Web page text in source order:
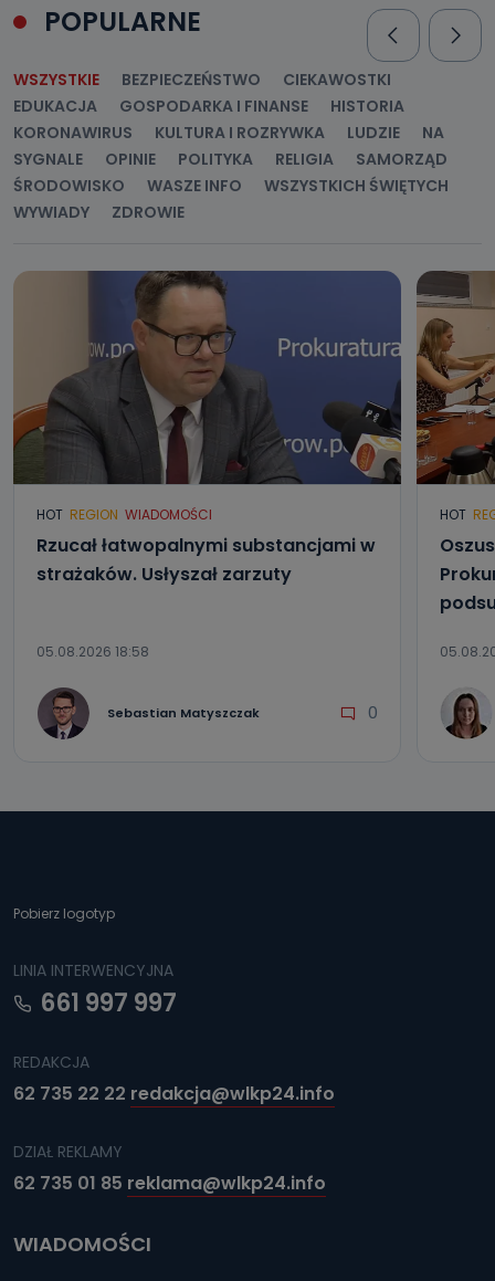
POPULARNE
WSZYSTKIE BEZPIECZEŃSTWO
CIEKAWOSTKI
EDUKACJA
GOSPODARKA I FINANSE
HISTORIA
KORONAWIRUS
KULTURA I ROZRYWKA LUDZIE
NA
SYGNALE
OPINIE POLITYKA RELIGIA
SAMORZĄD
ŚRODOWISKO
WASZE INFO
WSZYSTKICH ŚWIĘTYCH
WYWIADY
ZDROWIE
HOT REGION WIADOMOŚCI
Rzucał łatwopalnymi substancjami w
strażaków. Usłyszał zarzuty
05.08.2026 18:58
Sebastian Matyszczak 0
HOT
Pobierz logotyp
LINIA INTERWENCYJNA
661 997 997
REDAKCJA
62 735 22 22 redakcja@wlkp24.info
DZIAŁ REKLAMY
62 735 01 85 reklama@wlkp24.info
WIADOMOŚCI